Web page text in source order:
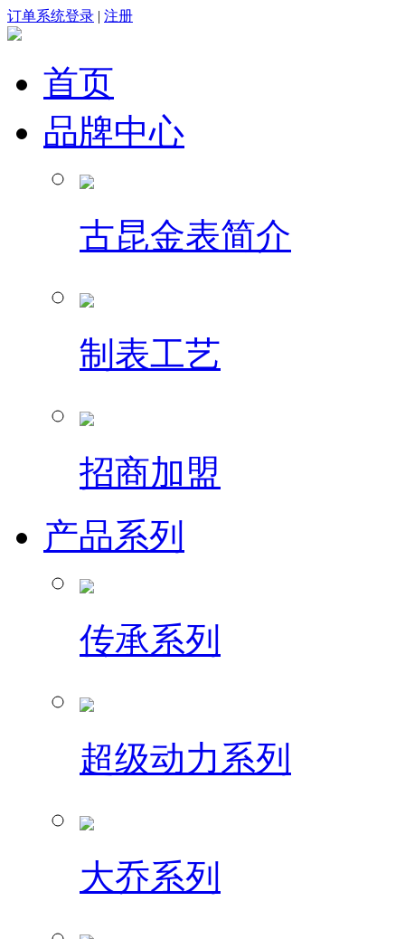
订单系统登录 | 注册
首页
品牌中心
古昆金表简介
制表工艺
招商加盟
产品系列
传承系列
超级动力系列
大乔系列